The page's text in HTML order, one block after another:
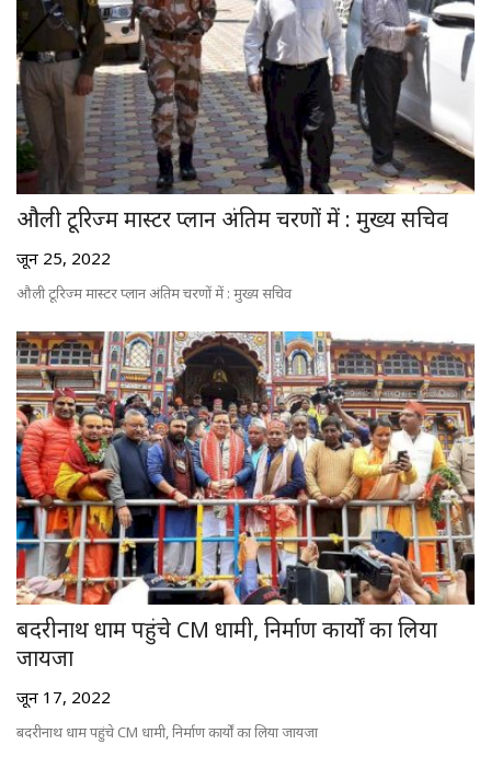
ब्रेकिंग न्यूज
क्राइम न्यूज
ब्लॉग
उत्तर प्रदेश
हमारे बारे में
संपर्क करें
डंकाराम की चौपाल
सवाल डंके की चोट पर
लाइफ स्टाइल
म्यार पहाड़-त्यार पहाड़
डंकाराम लाइव
औली टूरिज्म मास्टर प्लान अंतिम चरणों में : मुख्य सचिव
जून 25, 2022
औली टूरिज्म मास्टर प्लान अंतिम चरणों में : मुख्य सचिव
बदरीनाथ धाम पहुंचे CM धामी, निर्माण कार्यों का लिया
जायजा
जून 17, 2022
बदरीनाथ धाम पहुंचे CM धामी, निर्माण कार्यों का लिया जायजा